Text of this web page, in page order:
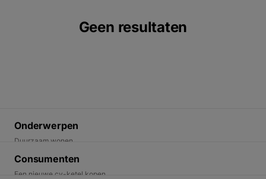
Geen resultaten
Onderwerpen
Duurzaam wonen
Energietransitie
Duurzame oplossingen
Consumenten
Een nieuwe cv-ketel kopen